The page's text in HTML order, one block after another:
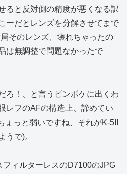
ると反対側の精度が悪くなる訳
ーだとレンズを分解させてまで
そのレンズ、壊れちゃったの
は無調整で問題なかったで
ろ！、と言うピンボケに出くわ
レフのAFの構造上、諦めてい
ょっと弱いですね、それがK-5II
うで)。
ィルターレスのD7100のJPG